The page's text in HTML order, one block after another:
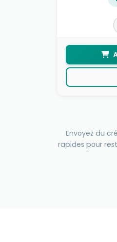
Envoyez du
rapides pour